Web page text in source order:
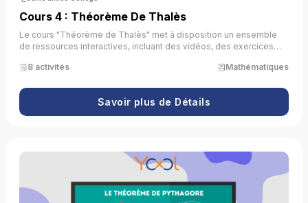
Cours 4 : Théorème De Thalès
Le cours "Théorème de Thalès" met à disposition un ensemble
de ressources interactives, incluant des vidéos, des exercices
apprenants de comprendre, d’appliquer et de maîtriser le
situations concrètes.
8 activités Mathématiques
Savoir plus de Détails